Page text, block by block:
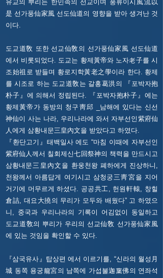
유교의 뿌리는 한민족의 선교이며 풍류이시風流以
是 선가풍仙家風 선도仙道의 영향을 받아 생겨난 것
이다.
도교道敎 또한 선교仙敎의 선가풍仙家風 선도仙道
에서 비롯되었다. 도교는 황제黃帝와 노자老子를 시
조始祖로 받들며 황로지학黃老之學이라 한다. 황제
를 시조로 하는 도교道敎는 갈홍葛洪의 『포박자抱
朴子』에 의해서 정립된다. 『포박자抱朴子』에는
황제黃帝가 동방의 청구靑邱 _남해에 있다는 신선
神仙이 사는 나라, 우리나라에 와서 자부선인紫府仙
人에게 삼황내문三皇內文을 받았다고 하였다.
『환단고기』태백일사 에도 “마침 이때에 자부선인
紫府仙人께서 칠회제신七回祭神의 책력을 만드시고
삼황내문三皇內文을 환웅천왕 폐하에게 진상하니,
천왕께서 아름답게 여기시고 삼청궁三靑宮을 지어
거기에 머무르게 하셨다. 공공共工, 헌원軒轅, 창힐
倉詰, 대요大撓의 무리가 모두와 배웠다” 고 하였으
니, 중국과 우리나라의 기록이 어김없이 동일하고
도교道敎의 뿌리가 우리의 선교仙敎 선가풍仙家風
에 있는 것임을 확인할 수 있다.
『삼국유사』탑상편 에서 이르기를, “신라의 월성月
城 동쪽 용궁龍宮의 남쪽에 가섭불迦葉佛의 연좌석